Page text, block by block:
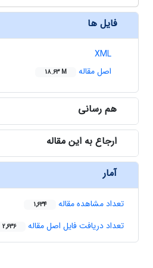
فایل ها
XML
اصل مقاله
18.63 M
هم رسانی
ارجاع به این مقاله
آمار
تعداد مشاهده مقاله 1,634
تعداد دریافت فایل اصل مقاله 2,636